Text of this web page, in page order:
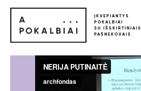
ĮKVEPIANTYS
POKALBIAI
SU IŠSKIRTINIAIS
PAŠNEKOVAIS